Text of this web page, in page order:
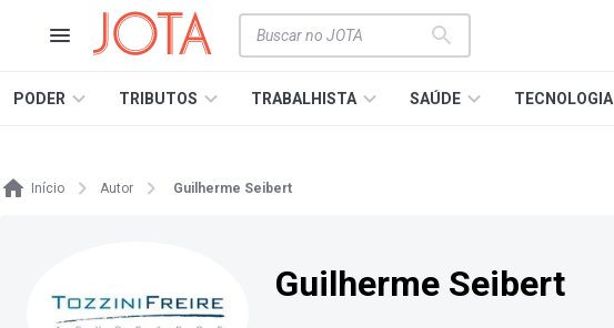
PODER TRIBUTOS TRABALHISTA SAÚDE TECNOLOGIA
Início Autor Guilherme Seibert
Guilherme Seibert